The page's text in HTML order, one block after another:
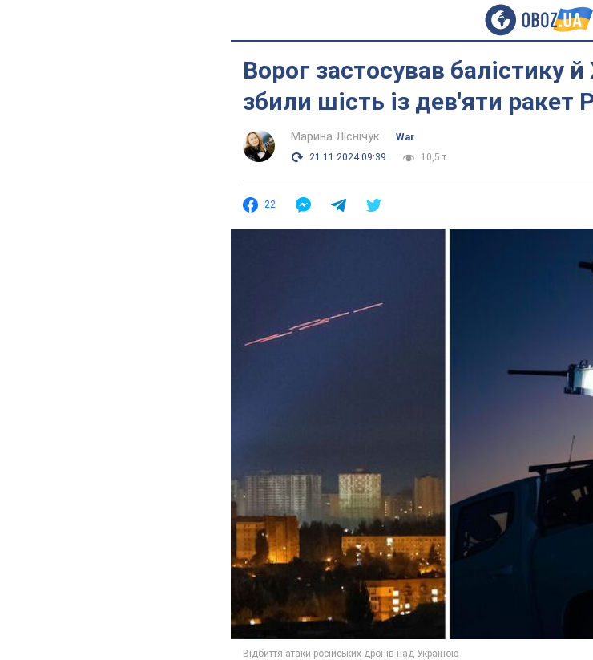
Ворог застосував балістику
збили шість із дев'яти ракет
Марина Ліснічук
War
21.11.2024 09:39
10,5 т.
22